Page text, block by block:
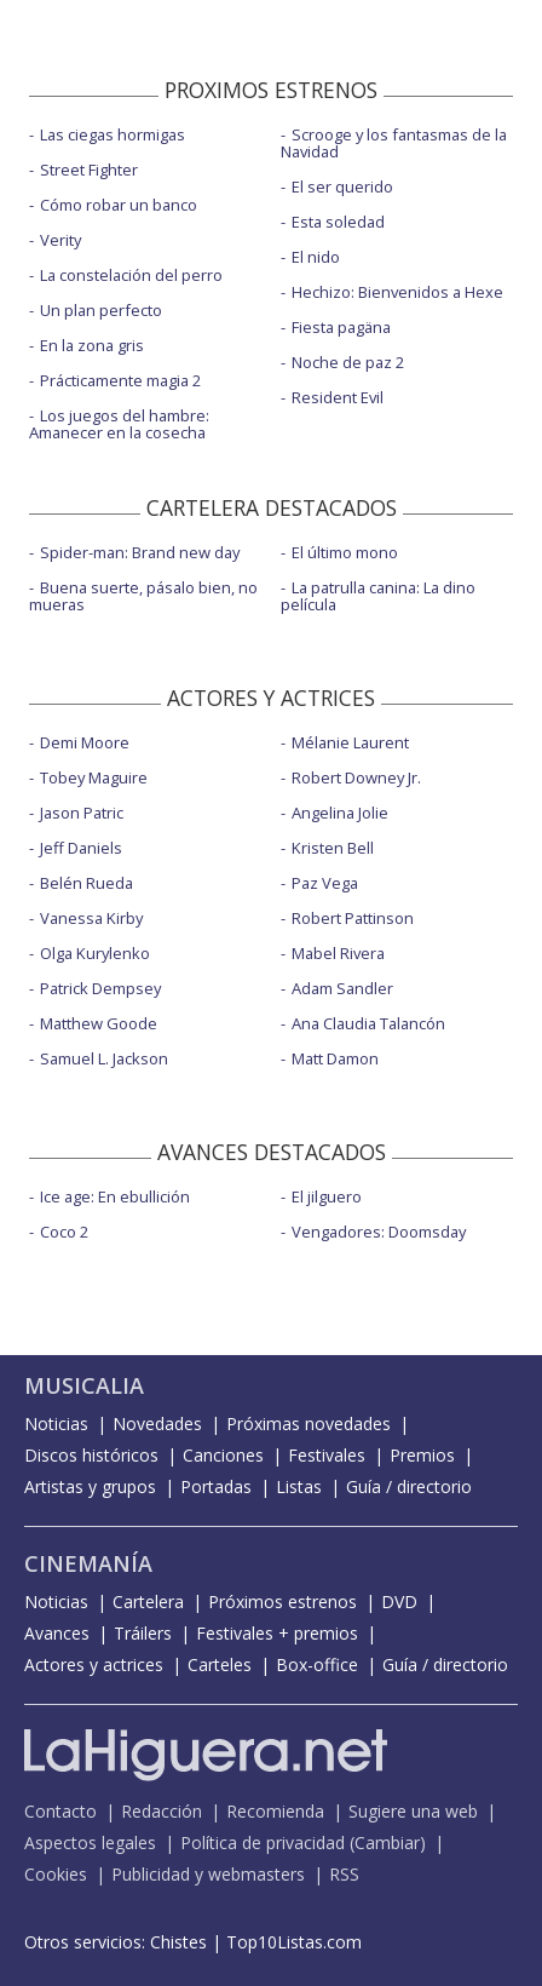
PROXIMOS ESTRENOS
Las ciegas hormigas
Street Fighter
Cómo robar un banco
Verity
La constelación del perro
Un plan perfecto
En la zona gris
Prácticamente magia 2
Los juegos del hambre:
Amanecer en la cosecha
Scrooge y los fantasmas de la
Navidad
El ser querido
Esta soledad
El nido
Hechizo: Bienvenidos a Hexe
Fiesta pagäna
Noche de paz 2
Resident Evil
CARTELERA DESTACADOS
Spider-man: Brand new day
Buena suerte, pásalo bien, no
mueras
El último mono
La patrulla canina: La dino
película
ACTORES Y ACTRICES
Demi Moore
Tobey Maguire
Jason Patric
Jeff Daniels
Belén Rueda
Vanessa Kirby
Olga Kurylenko
Patrick Dempsey
Matthew Goode
Samuel L. Jackson
Mélanie Laurent
Robert Downey Jr.
Angelina Jolie
Kristen Bell
Paz Vega
Robert Pattinson
Mabel Rivera
Adam Sandler
Ana Claudia Talancón
Matt Damon
AVANCES DESTACADOS
Ice age: En ebullición
Coco 2
El jilguero
Vengadores: Doomsday
MUSICALIA
Noticias Novedades
Próximas novedades
Discos históricos
Canciones Festivales
Premios
Artistas y grupos
Portadas Listas Guía / directorio
CINEMANÍA
Noticias Cartelera Próximos estrenos
DVD
Avances
Tráilers
Festivales + premios
Actores y actrices
Carteles Box-office Guía / directorio
Contacto Redacción Recomienda
Sugiere una web
Aspectos legales
Política de privacidad (Cambiar)
Cookies
Publicidad y webmasters RSS
Otros servicios: Chistes | Top10Listas.com